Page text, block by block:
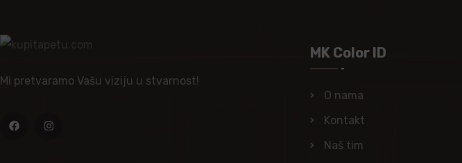
Mi pretvaramo Vašu viziju u stvarnost!
MK Color ID
O nama
Kontakt
Naš tim